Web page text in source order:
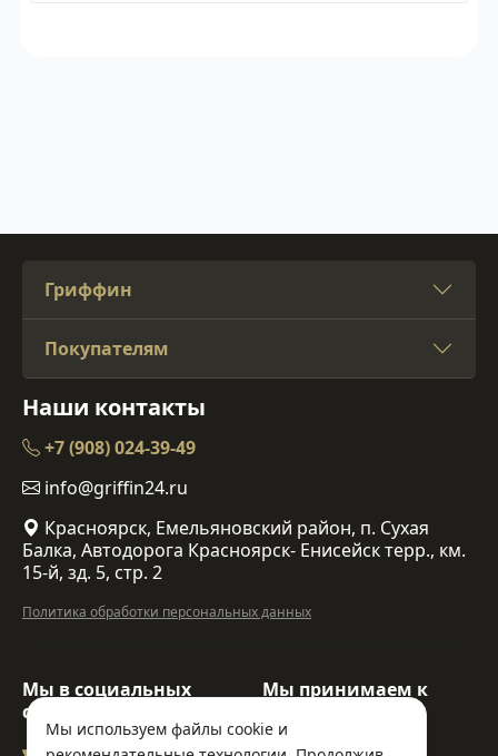
Мы используем файлы cookie и
Гриффин
Покупателям
Наши контакты
+7 (908) 024-39-49
info@griffin24.ru
Красноярск, Емельяновский район, п. Сухая
Балка, Автодорога Красноярск- Енисейск терр., км.
15-й, зд. 5, стр. 2
Политика обработки персональных данных
Мы в социальных
сетях:
Мы принимаем к